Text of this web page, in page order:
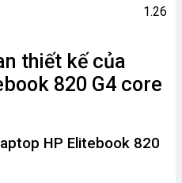
1.26
thiết kế của
820 G4 core
HP Elitebook 820